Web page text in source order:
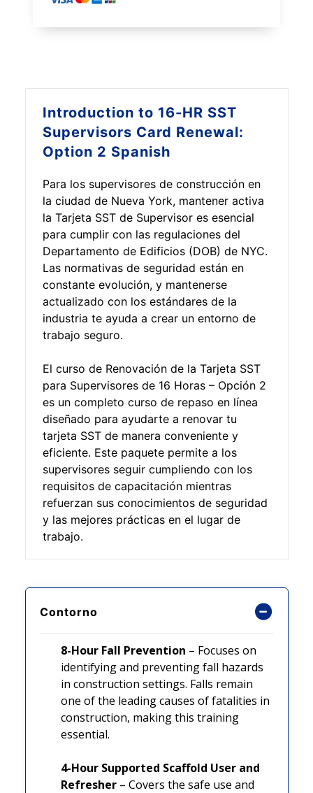
Introduction to 16-HR SST
Supervisors Card Renewal:
Option 2 Spanish
Para los supervisores de construcción en
la ciudad de Nueva York, mantener activa
la Tarjeta SST de Supervisor es esencial
para cumplir con las regulaciones del
Departamento de Edificios (DOB) de NYC.
Las normativas de seguridad están en
constante evolución, y mantenerse
actualizado con los estándares de la
industria te ayuda a crear un entorno de
trabajo seguro.
El curso de Renovación de la Tarjeta SST
para Supervisores de 16 Horas – Opción 2
es un completo curso de repaso en línea
diseñado para ayudarte a renovar tu
tarjeta SST de manera conveniente y
eficiente. Este paquete permite a los
supervisores seguir cumpliendo con los
requisitos de capacitación mientras
refuerzan sus conocimientos de seguridad
y las mejores prácticas en el lugar de
trabajo.
Contorno
8-Hour Fall Prevention – Focuses on
identifying and preventing fall hazards
in construction settings. Falls remain
one of the leading causes of fatalities in
construction, making this training
essential.
4-Hour Supported Scaffold User and
Refresher– Covers the safe use and